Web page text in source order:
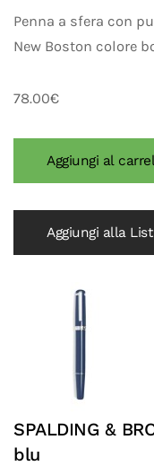
Penna a sfera con
New Boston colore
78.00€
Aggiungi alla
SPALDING &
blu